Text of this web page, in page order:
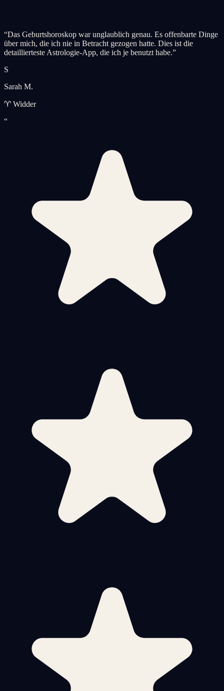
“Das Geburtshoroskop war unglaublich genau. Es offenbarte Dinge
über mich, die ich nie in Betracht gezogen hatte. Dies ist die
detaillierteste Astrologie-App, die ich je benutzt habe.”
S
Sarah M.
♈ Widder
“